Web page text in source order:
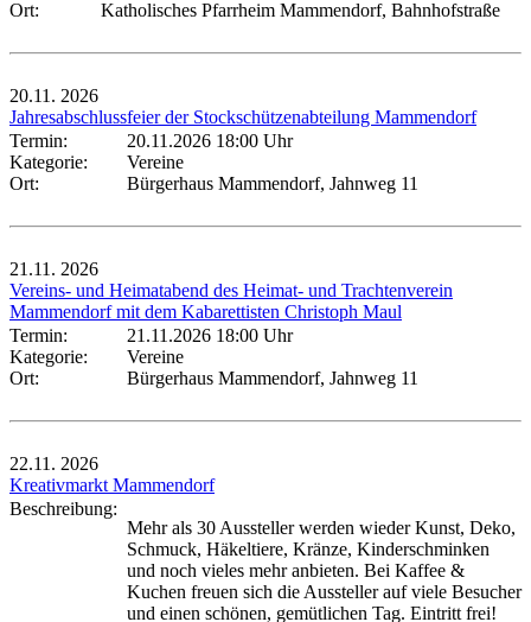
Ort: Katholisches Pfarrheim Mammendorf, Bahnhofstraße
20.11. 2026
Jahresabschlussfeier der Stockschützenabteilung Mammendorf
Termin:
20.11.2026 18:00 Uhr
Kategorie:
Vereine
Ort:
Bürgerhaus Mammendorf, Jahnweg 11
21.11. 2026
Vereins- und Heimatabend des Heimat- und Trachtenverein
Mammendorf mit dem Kabarettisten Christoph Maul
Termin:
21.11.2026 18:00 Uhr
Kategorie:
Vereine
Ort:
Bürgerhaus Mammendorf, Jahnweg 11
22.11. 2026
Kreativmarkt Mammendorf
Beschreibung:
Mehr als 30 Aussteller werden wieder Kunst, Deko,
Schmuck, Häkeltiere, Kränze, Kinderschminken
und noch vieles mehr anbieten. Bei Kaffee &
Kuchen freuen sich die Aussteller auf viele Besucher
und einen schönen, gemütlichen Tag. Eintritt frei!